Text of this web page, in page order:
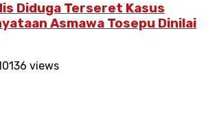
Diduga Terseret Kasus
Asmawa Tosepu Dinilai
views